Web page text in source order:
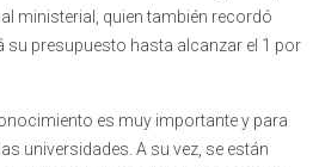
ministerial, quien también recordó
su presupuesto hasta alcanzar el 1 por
es muy importante y para
universidades. A su vez, se están